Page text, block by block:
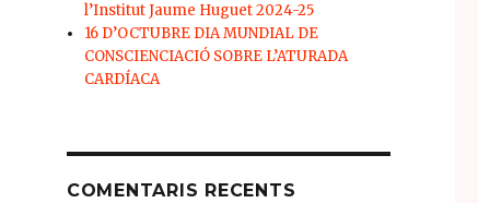
l’Institut Jaume Huguet 2024-25
16 D’OCTUBRE DIA MUNDIAL DE
CONSCIENCIACIÓ SOBRE L’ATURADA
CARDÍACA
COMENTARIS RECENTS